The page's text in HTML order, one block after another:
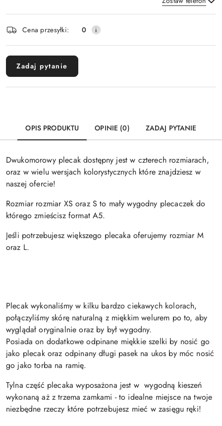
Wyślij
i
dostawa
Cena przesyłki: 0
Zadaj pytanie
OPIS PRODUKTU OPINIE (0) ZADAJ PYTANIE
Dwukomorowy plecak dostępny jest w czterech rozmiarach,
oraz w wielu wersjach kolorystycznych które znajdziesz w
naszej ofercie!
Rozmiar rozmiar XS oraz S to mały wygodny plecaczek do
którego zmieścisz format A5.
Jeśli potrzebujesz większego plecaka oferujemy rozmiar M
oraz L.
Plecak wykonaliśmy w kilku bardzo ciekawych kolorach,
połączyliśmy skórę naturalną z miękkim welurem po to, aby
wyglądał oryginalnie oraz by był wygodny.
Posiada on dodatkowe odpinane miękkie szelki by nosić go
jako plecak oraz odpinany długi pasek na ukos by móc nosić
go jako torba na ramię.
Tylna część plecaka wyposażona jest w wygodną kieszeń
wykonaną aż z trzema zamkami - to idealne miejsce na twoje
niezbędne rzeczy które potrzebujesz mieć w zasięgu ręki!